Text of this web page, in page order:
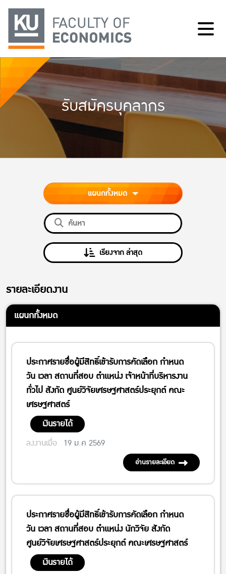
รับสมัครบุคลากร
แผนกทั้งหมด
เรียงจาก ล่าสุด
รายละเอียดงาน
แผนกทั้งหมด
ประกาศรายชื่อผู้มีสิทธิ์เข้ารับการคัดเลือก กำหนด
วัน เวลา สถานที่สอบ ตำแหน่ง เจ้าหน้าที่บริหารงาน
ทั่วไป สังกัด ศูนย์วิจัยเศรษฐศาสตร์ประยุกต์ คณะ
เศรษฐศาสตร์
เงินรายได้
ลงงานเมื่อ 19 ม.ค 2569
อ่านรายละเอียด
ประกาศรายชื่อผู้มีสิทธิ์เข้ารับการคัดเลือก กำหนด
วัน เวลา สถานที่สอบ ตำแหน่ง นักวิจัย สังกัด
ศูนย์วิจัยเศรษฐศาสตร์ประยุกต์ คณะเศรษฐศาสตร์
เงินรายได้